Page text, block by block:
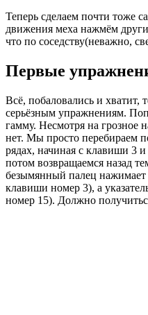
Теперь сделаем почти тоже
движения меха нажмём
что по соседству(неважно,
Первые
Всё, побаловались и хватит,
серьёзным упражнениям.
гамму. Несмотря на грозное
нет. Мы просто перебираем
рядах, начиная с клавиши 3
потом возвращаемся назад
безымянный палец нажимает
клавиши номер 3), а
номер 15). Должно